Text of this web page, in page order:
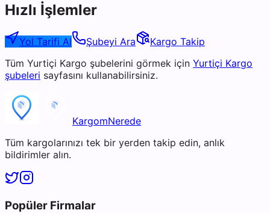
Hızlı İşlemler
Yol Tarifi Al Şubeyi Ara
Kargo Takip
Tüm Yurtiçi Kargo şubelerini görmek için Yurtiçi Kargo
şubeleri sayfasını kullanabilirsiniz.
KargomNerede
Tüm kargolarınızı tek bir yerden takip edin, anlık
bildirimler alın.
Popüler Firmalar